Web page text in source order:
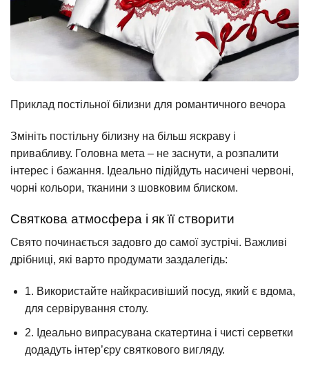
Приклад постільної білизни для романтичного вечора
Змініть постільну білизну на більш яскраву і
привабливу. Головна мета – не заснути, а розпалити
інтерес і бажання. Ідеально підійдуть насичені червоні,
чорні кольори, тканини з шовковим блиском.
Святкова атмосфера і як її створити
Свято починається задовго до самої зустрічі. Важливі
дрібниці, які варто продумати заздалегідь:
1. Використайте найкрасивіший посуд, який є вдома,
для сервірування столу.
2. Ідеально випрасувана скатертина і чисті серветки
додадуть інтер’єру святкового вигляду.